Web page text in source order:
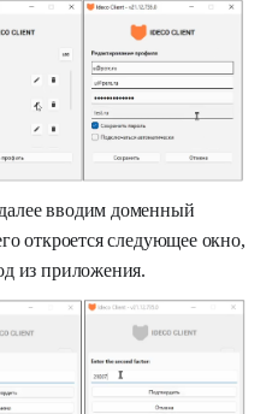
вводим доменный
откроется следующее окно,
из приложения.